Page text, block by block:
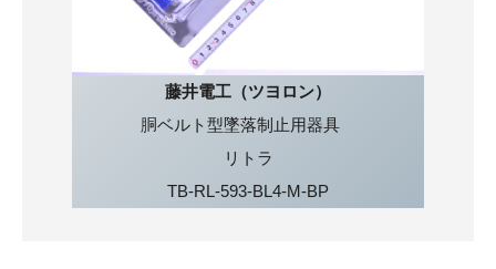
藤井電工（ツヨロン）
胴ベルト型墜落制止用器具
リトラ
TB-RL-593-BL4-M-BP